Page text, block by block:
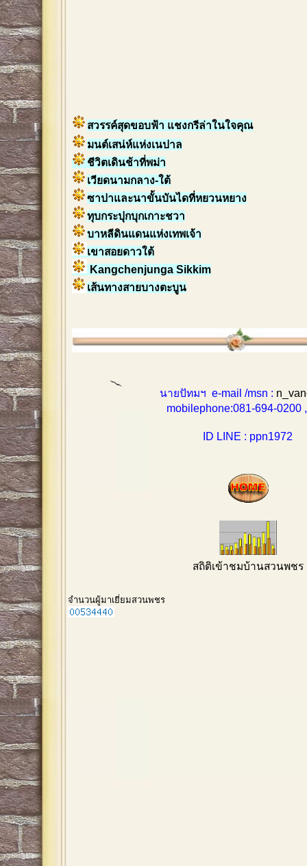
สวรรค์สุดขอบฟ้า แชงกรีล่าในใจคุณ
มนต์เสน่ห์แห่งเนปาล
ชีวิตเดินช้าที่พม่า
เวียดนามกลาง-ใต้
ซาปาและนาขั้นบันไดที่หยวนหยาง
ทุบกระปุกบุกเกาะชวา
บาหลีดินแดนแห่งเทพเจ้า
เขาสอยดาวใต้
Kangchenjunga Sikkim
เส้นทางสายบางตะบูน
นายปัทมฯ e-mail /msn :
mobilephone:081-694-0200 ,
ID LINE : ppn1972
สถิติเข้าชมบ้านสวนพชร
จำนวนผู้มาเยี่ยมสวนพชร